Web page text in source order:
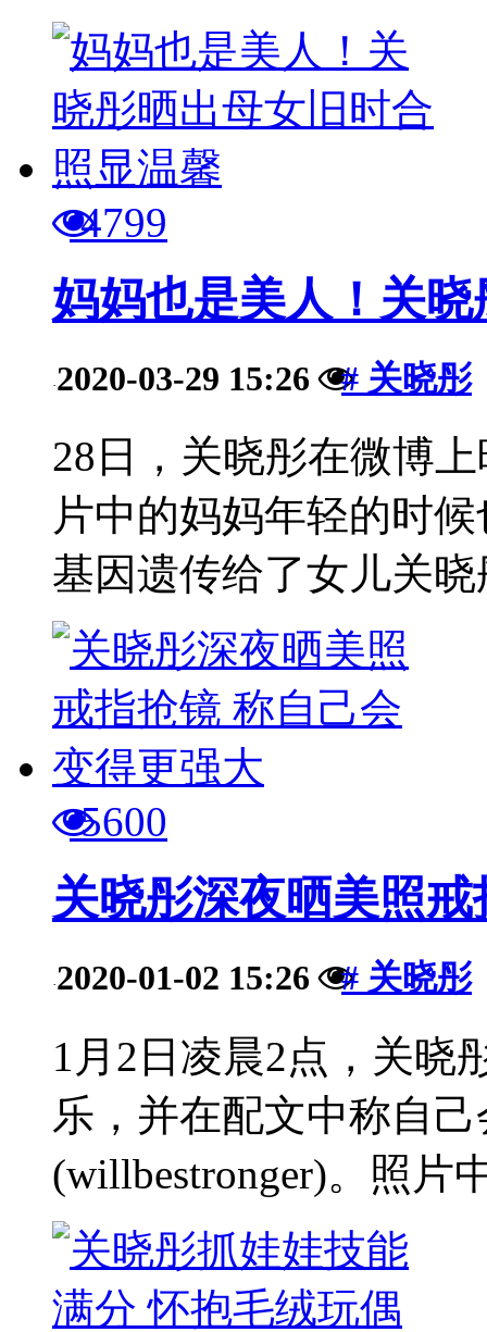
4799
妈妈也是美人！关
·2020-03-29 15:26 # 关晓彤
28日，关晓彤在微博
片中的妈妈年轻的时
基因遗传给了女儿关
5600
关晓彤深夜晒美照
·2020-01-02 15:26 # 关晓彤
1月2日凌晨2点，关晓
乐，并在配文中称自
(willbestronger)。照片